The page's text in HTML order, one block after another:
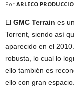
Por ARLECO
El GMC Terrain es
Torrent, siendo así
aparecido en el
robusta, lo cual lo
ello también es
ello con gran espacio.